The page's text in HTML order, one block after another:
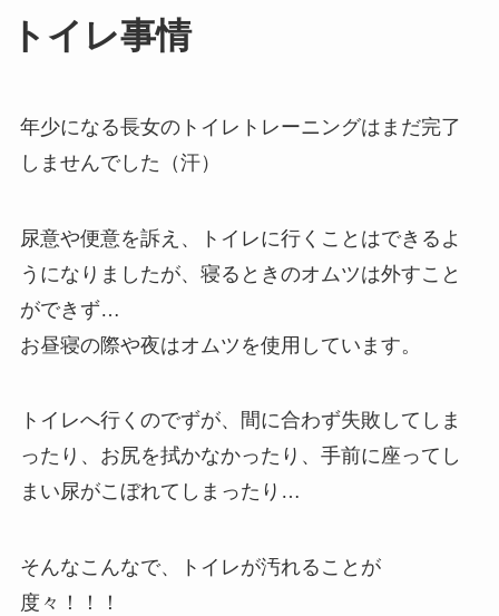
トイレ事情
年少になる長女のトイレトレーニングはまだ完了
しませんでした（汗）
尿意や便意を訴え、トイレに行くことはできるよ
うになりましたが、寝るときのオムツは外すこと
ができず…
お昼寝の際や夜はオムツを使用しています。
トイレへ行くのでずが、間に合わず失敗してしま
ったり、お尻を拭かなかったり、手前に座ってし
まい尿がこぼれてしまったり…
そんなこんなで、トイレが汚れることが
度々！！！